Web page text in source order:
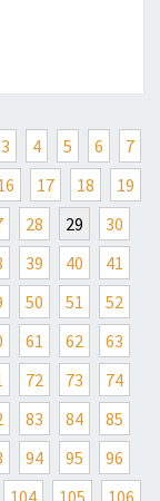
3 4 5 6
7
17 18
19
28 29
30
39 40
41
50 51
52
61 62
63
72 73
74
83 84
85
94 95
96